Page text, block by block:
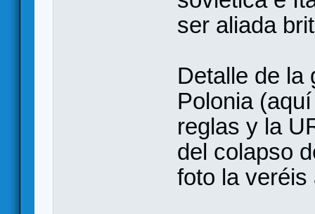
ser aliada
Detalle de la
Polonia
reglas y la
del colapso
foto la veréis